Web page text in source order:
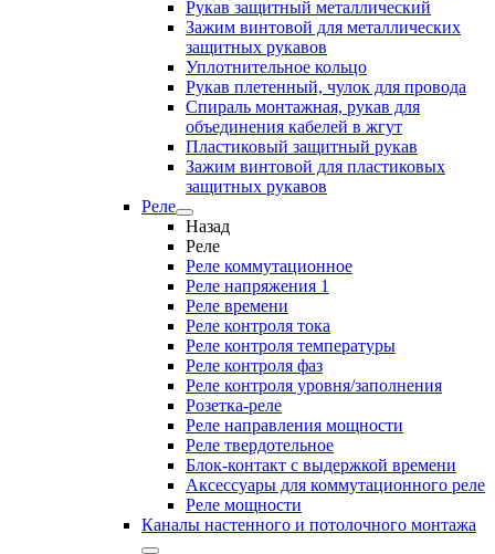
Рукав защитный металлический
Зажим винтовой для металлических
защитных рукавов
Уплотнительное кольцо
Рукав плетенный, чулок для провода
Спираль монтажная, рукав для
объединения кабелей в жгут
Пластиковый защитный рукав
Зажим винтовой для пластиковых
защитных рукавов
Реле
Назад
Реле
Реле коммутационное
Реле напряжения 1
Реле времени
Реле контроля тока
Реле контроля температуры
Реле контроля фаз
Реле контроля уровня/заполнения
Розетка-реле
Реле направления мощности
Реле твердотельное
Блок-контакт с выдержкой времени
Аксессуары для коммутационного реле
Реле мощности
Каналы настенного и потолочного монтажа